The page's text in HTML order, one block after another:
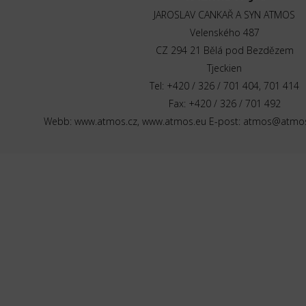
JAROSLAV CANKAŘ A SYN ATMOS
Velenského 487
CZ 294 21 Bělá pod Bezdězem
Tjeckien
Tel: +420 / 326 / 701 404, 701 414
Fax: +420 / 326 / 701 492
Webb: www.atmos.cz, www.atmos.eu E-post: